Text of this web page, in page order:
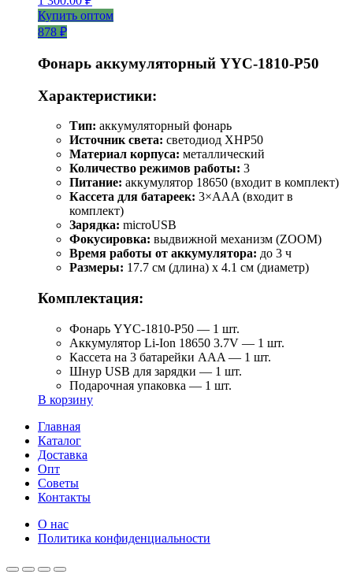
Купить оптом
878 ₽
Фонарь аккумуляторный YYC-1810-P50
Характеристики:
Тип: аккумуляторный фонарь
Источник света: светодиод XHP50
Материал корпуса: металлический
Количество режимов работы: 3
Питание: аккумулятор 18650 (входит в комплект)
Кассета для батареек: 3×AAA (входит в
комплект)
Зарядка: microUSB
Фокусировка: выдвижной механизм (ZOOM)
Время работы от аккумулятора: до 3 ч
Размеры: 17.7 см (длина) х 4.1 см (диаметр)
Комплектация:
Фонарь YYC-1810-P50 — 1 шт.
Аккумулятор Li-Ion 18650 3.7V — 1 шт.
Кассета на 3 батарейки AAA — 1 шт.
Шнур USB для зарядки — 1 шт.
Подарочная упаковка — 1 шт.
В корзину
Главная
Каталог
Доставка
Опт
Советы
Контакты
О нас
Политика конфиденциальности